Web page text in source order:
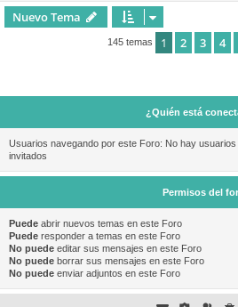
Nuevo Tema
145 temas 1 2 3 4
¿Quién está
Usuarios navegando por este Foro: No hay
invitados
Permisos del
Puede abrir nuevos temas en este Foro
Puede responder a temas en este Foro
No puede editar sus mensajes en este Foro
No puede borrar sus mensajes en este Foro
No puede enviar adjuntos en este Foro